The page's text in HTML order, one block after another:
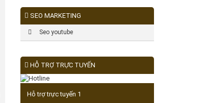
SEO MARKETING
Seo youtube
HỖ TRỢ TRỰC TUYẾN
Hỗ trợ trực tuyến 1